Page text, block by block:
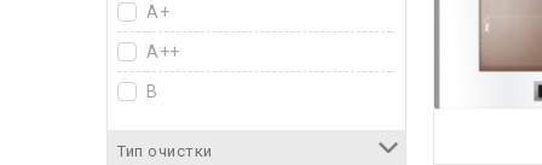
A+
A++
B
Тип очистки